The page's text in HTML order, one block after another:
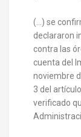
(…) se
declararon
contra las
cuenta del
noviembre
3 del
verificado